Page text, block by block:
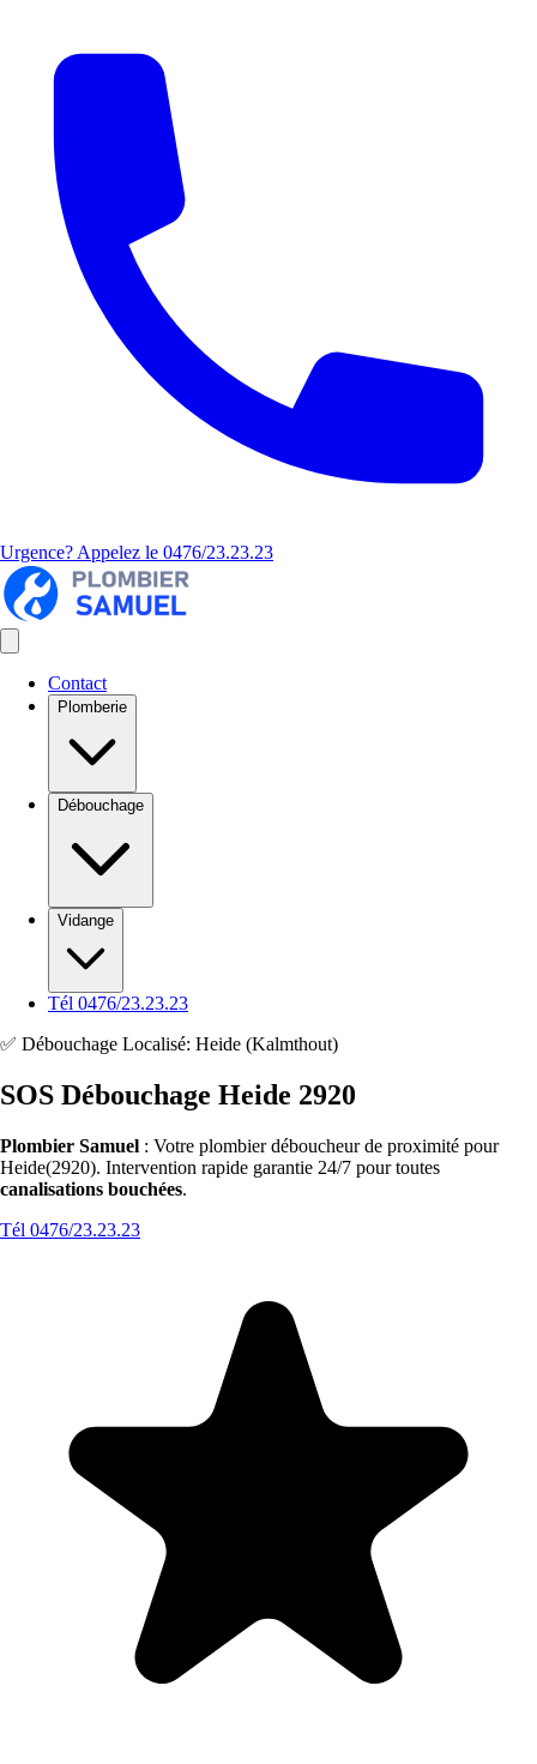
Urgence? Appelez le 0476/23.23.23
Contact
Plomberie
Débouchage
Vidange
Tél 0476/23.23.23
✅ Débouchage Localisé: Heide (Kalmthout)
SOS Débouchage Heide 2920
Plombier Samuel : Votre plombier déboucheur de proximité pour
Heide(2920). Intervention rapide garantie 24/7 pour toutes
canalisations bouchées.
Tél 0476/23.23.23